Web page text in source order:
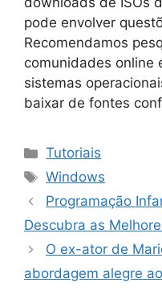
pode envolver
Recomendamos
comunidades online
sistemas
baixar de fontes
Categorias
Tutoriais
Tags
Windows
Programação
Descubra as
O ex-ator de
abordagem alegre